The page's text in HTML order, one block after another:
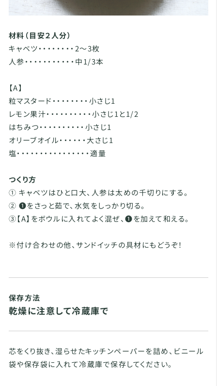
材料（目安２人分）
キャベツ・・・・・・・・2〜3枚
人参・・・・・・・・・・・中1/3本
【A】
粒マスタード・・・・・・・・小さじ1
レモン果汁・・・・・・・・・・小さじ1と1/2
はちみつ・・・・・・・・・・小さじ1
オリーブオイル・・・・・・大さじ1
塩・・・・・・・・・・・・・・・・適量
つくり方
① キャベツはひと口大、人参は太めの千切りにする。
② ❶をさっと茹で、水気をしっかり切る。
③【A】をボウルに入れてよく混ぜ、❶を加えて和える。
※付け合わせの他、サンドイッチの具材にもどうぞ！
保存方法
乾燥に注意して冷蔵庫で
芯をくり抜き、湿らせたキッチンペーパーを詰め、ビニール
袋や保存袋に入れて冷蔵庫で保存してください。